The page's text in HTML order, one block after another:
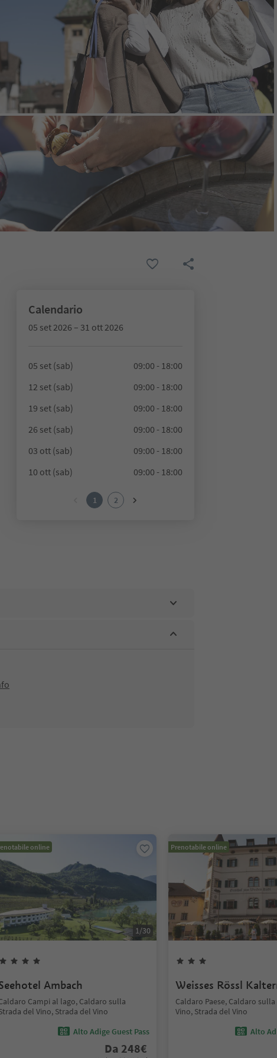
Calendario
05 set 2026 – 31 ott 2026
05 set (sab)
09:00 - 18:00
12 set (sab)
09:00 - 18:00
19 set (sab)
09:00 - 18:00
26 set (sab)
09:00 - 18:00
03 ott (sab)
09:00 - 18:00
10 ott (sab)
09:00 - 18:00
1 2
online
1/30
Ambach
Campi al lago, Caldaro sulla
del Vino, Strada del Vino
Alto Adige Guest Pass
Da 248€
Prenotabile online
Weisses Rössl
Caldaro Paese, Caldaro
Vino, Strada del Vino
Alto